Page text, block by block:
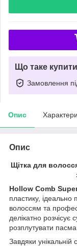
Що таке
Замовлення
Опис
Опис
Щітка для
Hollow Comb
пластику, ідеально
волоссям та
делікатно
розплутувати
Завдяки унікальній